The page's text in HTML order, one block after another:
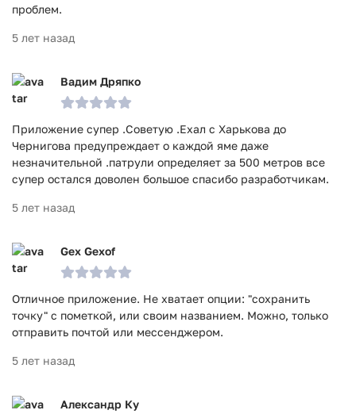
проблем.
5 лет назад
Вадим Дряпко
Приложение супер .Советую .Ехал с Харькова до
Чернигова предупреждает о каждой яме даже
незначительной .патрули определяет за 500 метров все
супер остался доволен большое спасибо разработчикам.
5 лет назад
Gex Gexof
Отличное приложение. Не хватает опции: "сохранить
точку" с пометкой, или своим названием. Можно, только
отправить почтой или мессенджером.
5 лет назад
Александр Ку